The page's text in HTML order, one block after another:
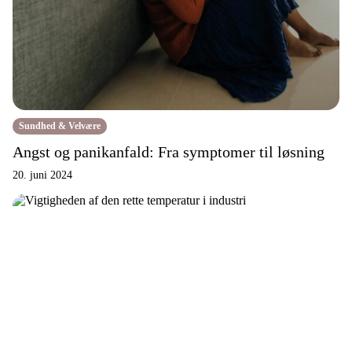
Sundhed & Velvære
Angst og panikanfald: Fra symptomer til løsning
20. juni 2024